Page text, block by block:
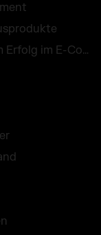
Fulfillment Partner: Der Schlüssel zum Erfolg im E-Commerce